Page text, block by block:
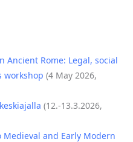
Ancient Rome: Legal, social
workshop (4 May 2026,
(12.-13.3.2026,
Medieval and Early Modern